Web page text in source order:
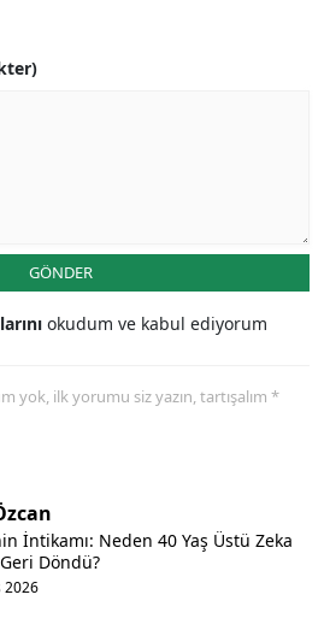
GÖNDER
okudum ve kabul ediyorum
yok, ilk yorumu siz yazın, tartışalım *
2026
İntikamı: Neden 40 Yaş Üstü Zeka
Döndü?